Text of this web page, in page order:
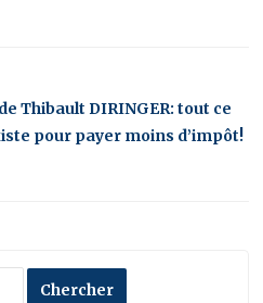
Thibault DIRINGER: tout ce
pour payer moins d’impôt!